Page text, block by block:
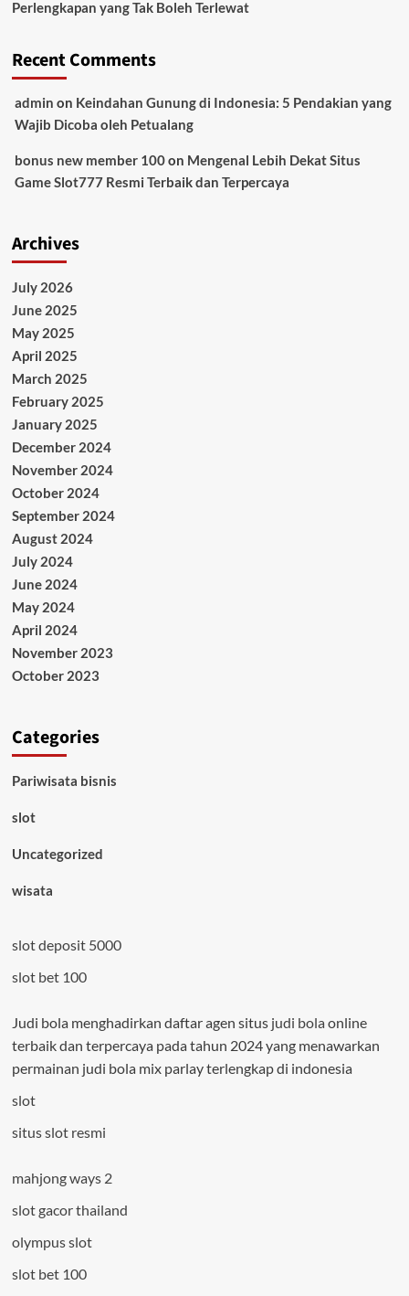
Perlengkapan yang Tak Boleh Terlewat
Recent Comments
admin on Keindahan Gunung di Indonesia: 5 Pendakian yang
Wajib Dicoba oleh Petualang
bonus new member 100on Mengenal Lebih Dekat Situs
Game Slot777 Resmi Terbaik dan Terpercaya
Archives
July 2026
June 2025
May 2025
April 2025
March 2025
February 2025
January 2025
December 2024
November 2024
October 2024
September 2024
August 2024
July 2024
June 2024
May 2024
April 2024
November 2023
October 2023
Categories
Pariwisata bisnis
slot
Uncategorized
wisata
slot deposit 5000
slot bet 100
Judi bola menghadirkan daftar agen situs judi bola online
terbaik dan terpercaya pada tahun 2024 yang menawarkan
permainan judi bola mix parlay terlengkap di indonesia
slot
situs slot resmi
mahjong ways 2
slot gacor thailand
olympus slot
slot bet 100